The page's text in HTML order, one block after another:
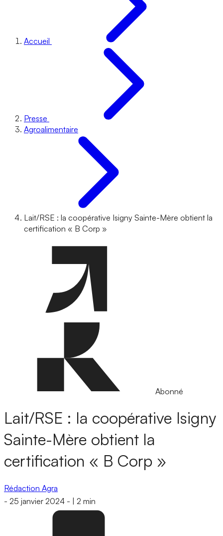
Accueil
Presse
Agroalimentaire
Lait/RSE : la coopérative Isigny Sainte-Mère obtient la
certification « B Corp »
Abonné
Lait/RSE : la coopérative Isigny
Sainte-Mère obtient la
certification « B Corp »
Rédaction Agra
- 25 janvier 2024 - 2 min